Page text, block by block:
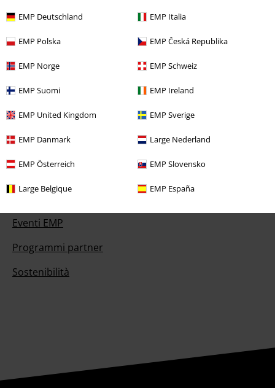
EMP Deutschland EMP Italia
EMP Polska EMP Česká Republika
EMP Norge EMP Schweiz
EMP Suomi EMP Ireland
EMP United Kingdom EMP Sverige
EMP Danmark Large Nederland
EMP Österreich EMP Slovensko
Large Belgique EMP España
Offerte per te
Concorsi
Regala un buono EMP
Sconto EMP per studenti
EMP Backstage Club
Informazioni su EMP
Eventi EMP
Programmi partner
Sostenibilità